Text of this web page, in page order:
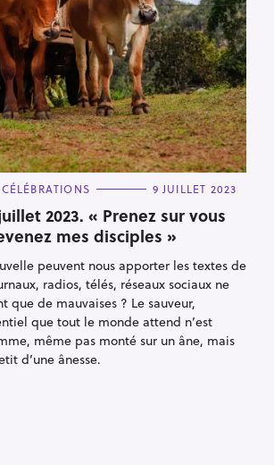
9 JUILLET 2023
2023. « Prenez sur vous
mes disciples »
peuvent nous apporter les textes de
radios, télés, réseaux sociaux ne
que de mauvaises ? Le sauveur,
que tout le monde attend n’est
même pas monté sur un âne, mais
d’une ânesse.